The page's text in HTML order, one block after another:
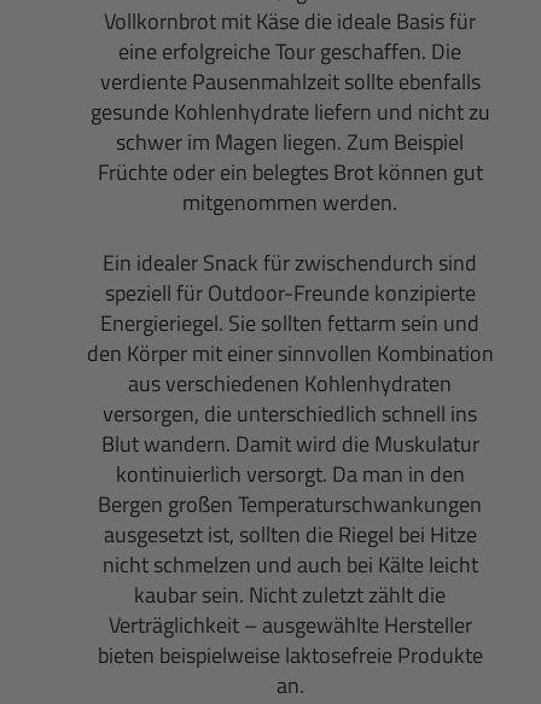
Vollkornbrot mit Käse die ideale Basis für
eine erfolgreiche Tour geschaffen. Die
verdiente Pausenmahlzeit sollte ebenfalls
gesunde Kohlenhydrate liefern und nicht zu
schwer im Magen liegen. Zum Beispiel
Früchte oder ein belegtes Brot können gut
mitgenommen werden.
Ein idealer Snack für zwischendurch sind
speziell für Outdoor-Freunde konzipierte
Energieriegel. Sie sollten fettarm sein und
den Körper mit einer sinnvollen Kombination
aus verschiedenen Kohlenhydraten
versorgen, die unterschiedlich schnell ins
Blut wandern. Damit wird die Muskulatur
kontinuierlich versorgt. Da man in den
Bergen großen Temperaturschwankungen
ausgesetzt ist, sollten die Riegel bei Hitze
nicht schmelzen und auch bei Kälte leicht
kaubar sein. Nicht zuletzt zählt die
Verträglichkeit – ausgewählte Hersteller
bieten beispielweise laktosefreie Produkte
an.